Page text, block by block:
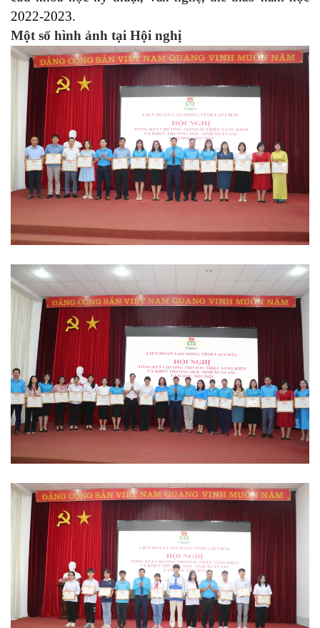
2022-2023.
Một số hình ảnh tại Hội nghị